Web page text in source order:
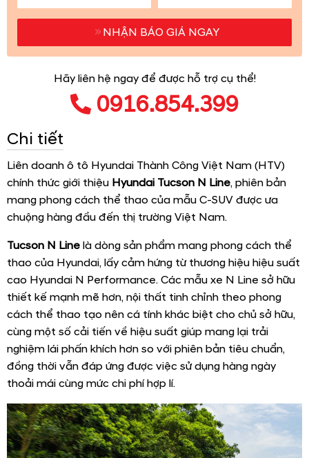
NHẬN BÁO GIÁ NGAY
Hãy liên hệ ngay để được hỗ trợ cụ thể!
0916.854.399
Chi tiết
Liên doanh ô tô Hyundai Thành Công Việt Nam (HTV)
chính thức giới thiệu Hyundai Tucson N Line, phiên bản
mang phong cách thể thao của mẫu C-SUV được ưa
chuộng hàng đầu đến thị trường Việt Nam.
Tucson N Line là dòng sản phẩm mang phong cách thể
thao của Hyundai, lấy cảm hứng từ thương hiệu hiệu suất
cao Hyundai N Performance. Các mẫu xe N Line sở hữu
thiết kế mạnh mẽ hơn, nội thất tinh chỉnh theo phong
cách thể thao tạo nên cá tính khác biệt cho chủ sở hữu,
cùng một số cải tiến về hiệu suất giúp mang lại trải
nghiệm lái phấn khích hơn so với phiên bản tiêu chuẩn,
đồng thời vẫn đáp ứng được việc sử dụng hàng ngày
thoải mái cùng mức chi phí hợp lí.